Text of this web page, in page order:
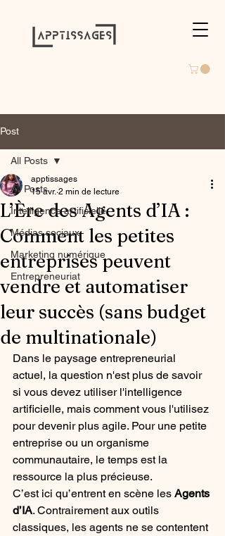
Post
All Posts
Intelligence artificielle
Médias sociaux
Marketing numérique
Entrepreneuriat
All Posts
L’Ère des Agents d’IA :
Comment les petites
entreprises peuvent
vendre et automatiser
leur succès (sans budget
de multinationale)
apptissages
15 avr. 2 min de lecture
Dans le paysage entrepreneurial
actuel, la question n'est plus de savoir
si vous devez utiliser l'intelligence
artificielle, mais comment vous l'utilisez
pour devenir plus agile. Pour une petite
entreprise ou un organisme
communautaire, le temps est la
ressource la plus précieuse.
C’est ici qu’entrent en scène les Agents
d’IA. Contrairement aux outils
classiques, les agents ne se contentent